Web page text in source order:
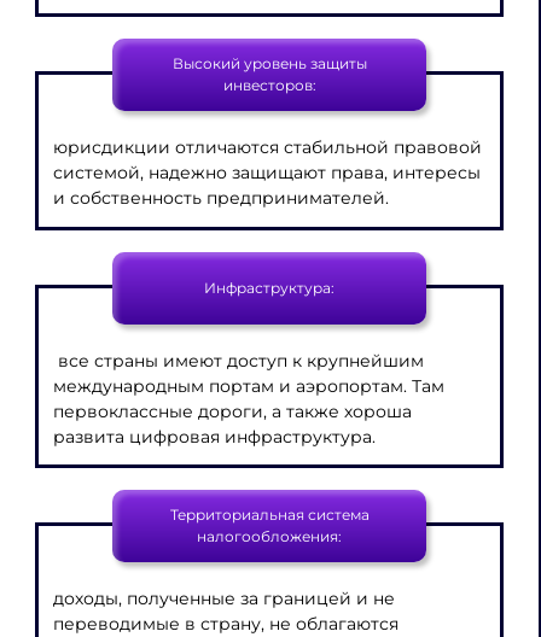
Высокий уровень защиты
инвесторов:
юрисдикции отличаются стабильной правовой
системой, надежно защищают права, интересы
и собственность предпринимателей.
Инфраструктура:
все страны имеют доступ к крупнейшим
международным портам и аэропортам. Там
первоклассные дороги, а также хороша
развита цифровая инфраструктура.
Территориальная система
налогообложения:
доходы, полученные за границей и не
переводимые в страну, не облагаются